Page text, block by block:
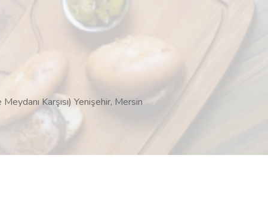
Karşısı) Yenişehir, Mersin